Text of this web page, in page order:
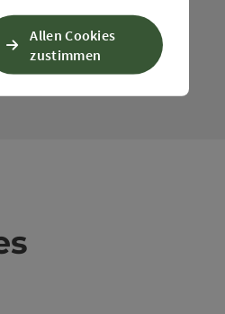
Allen Cookies
zustimmen